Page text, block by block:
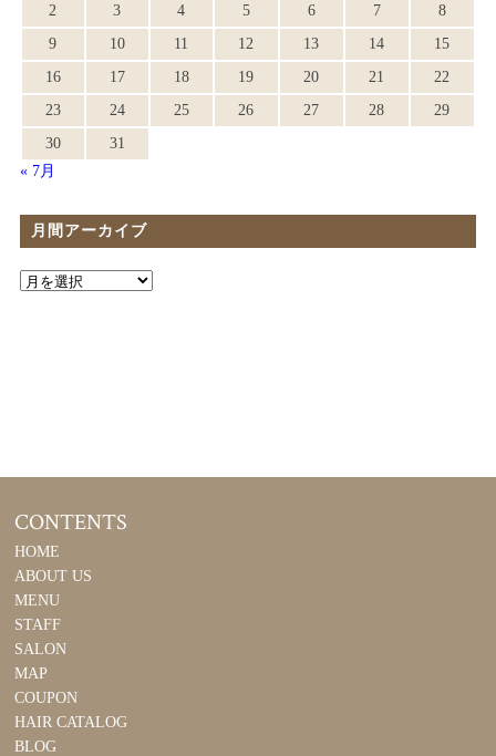
2
3 4 5 6 7
8
9
10 11 12 13 14
15
16
17 18 19 20 21
22
23
24 25 26 27 28
29
30
31
« 7月
月間アーカイブ
CONTENTS
HOME
ABOUT US
MENU
STAFF
SALON
MAP
COUPON
HAIR CATALOG
BLOG